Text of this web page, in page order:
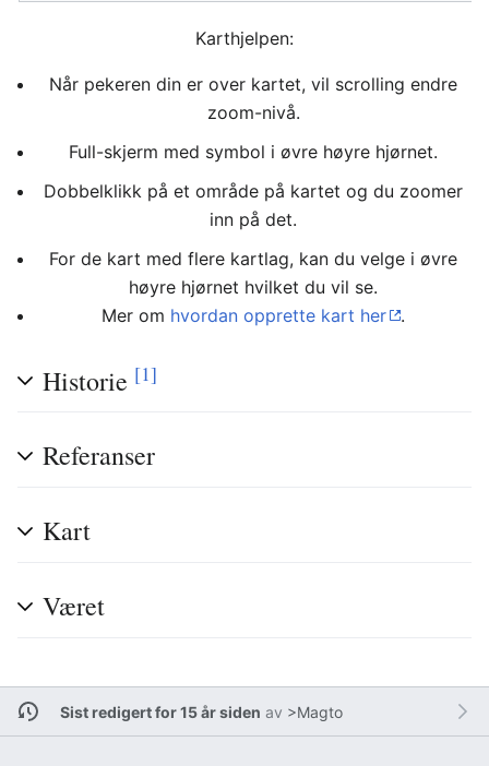
Karthjelpen:
Når pekeren din er over kartet, vil scrolling endre
zoom-nivå.
Full-skjerm med symbol i øvre høyre hjørnet.
Dobbelklikk på et område på kartet og du zoomer
inn på det.
For de kart med flere kartlag, kan du velge i øvre
høyre hjørnet hvilket du vil se.
Mer om hvordan opprette kart her .
Historie [1]
Referanser
Kart
Været
Sist redigert for 15 år siden av >Magto